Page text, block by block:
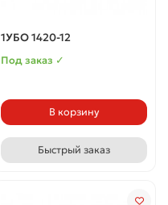
1УБО 1420-12
Под заказ ✓
В корзину
Быстрый заказ